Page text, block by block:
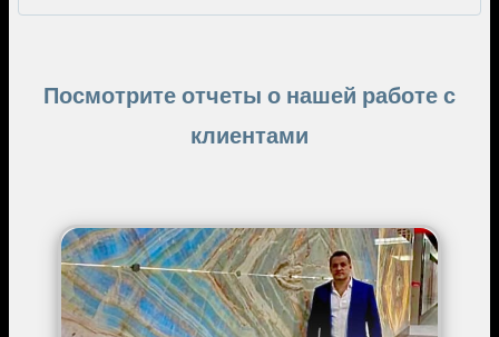
Посмотрите отчеты о нашей работе с
клиентами
Image